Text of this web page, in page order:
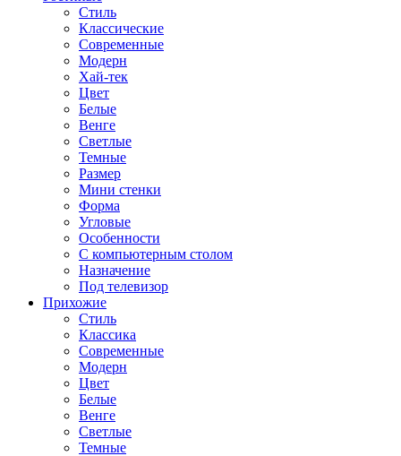
Стиль
Классические
Современные
Модерн
Хай-тек
Цвет
Белые
Венге
Светлые
Темные
Размер
Мини стенки
Форма
Угловые
Особенности
С компьютерным столом
Назначение
Под телевизор
Прихожие
Стиль
Классика
Современные
Модерн
Цвет
Белые
Венге
Светлые
Темные